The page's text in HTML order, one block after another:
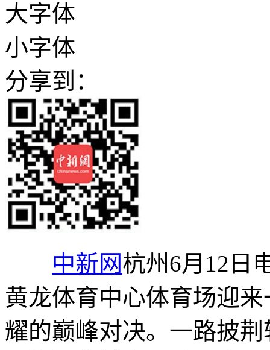
大字体
小字体
分享到：
中新网杭州6月12日
黄龙体育中心体育场迎
耀的巅峰对决。一路披